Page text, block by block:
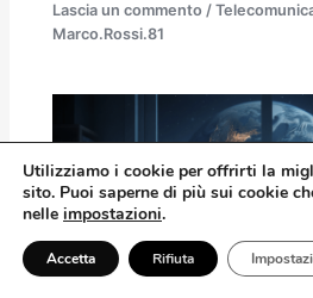
Lascia un commento /
Marco.Rossi.81
Utilizziamo i cookie per offrirti la
sito. Puoi saperne di più sui cookie
nelle impostazioni.
Accetta Rifiuta